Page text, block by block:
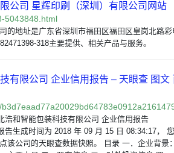
公司 星辉印刷（深圳）有限公司网站
5043848.html
的地址是广东省深圳市福田区福田区皇岗北路彩
318主要提供、相关产品与服务。
有限公司 企业信用报告 – 天眼查 图文
浩和智能包装科技有限公司 企业信用报告
告生成时间为 2018 年 09 月 15 日 08:34:17，
该公司的天眼查数据快照。 目录 一．企业背景